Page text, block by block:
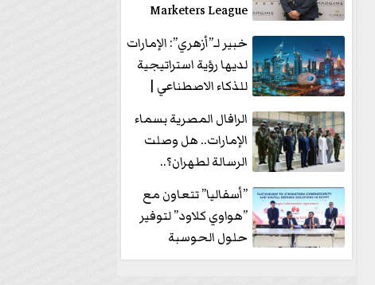
Marketers League
وتدير جلسة...
خبير لـ”أزهري”: الإمارات
لديها رؤية استراتيجية
للذكاء الاصطناعي |
الرافال المصرية بسماء
الإمارات.. هل وصلت
الرسالة لطهران؟..
”ماعت جروب” تُجيب؟
|...
”أسفاليا” تتعاون مع
”هواوي كلاود” لتوفير
حلول الحوسبة
السحابية والأمن